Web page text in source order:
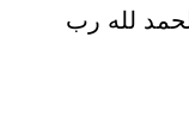
لله رب